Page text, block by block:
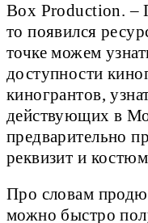
Box Production. –
то появился
точке можем
доступности
киногрантов,
действующих в
предварительно
реквизит и
Про словам
можно быстро